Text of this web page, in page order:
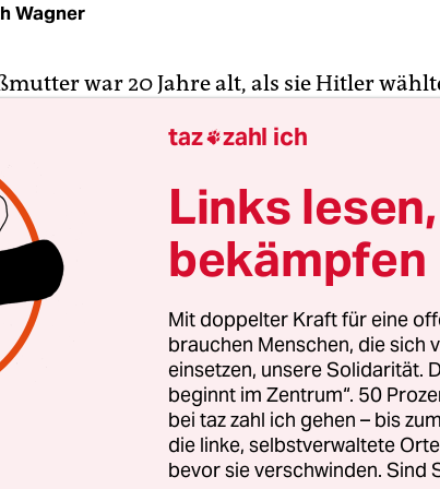
Wagner
war 20 Jahre alt, als sie Hitler
Träne um sechs Millionen ermordete
blieb hart und selbstgerecht bis zum
die Schoah machte sie nervös. Sie
sie mir mal gesagt. Auch keinen
für sie höchstens ein Schwede in Frage
Vorwurf, eine Antisemitin und
empört reagiert. Auf keinen Fall sei sie
Großmutter tot ist, desto
desto monströser die Lebenslüge der
taz zahl ich
Links
bekämpfen
Mit doppelter Kraft für eine
brauchen Menschen, die sich
einsetzen, unsere Solidarität.
beginnt im Zentrum“. 50
bei taz zahl ich gehen – bis
die linke, selbstverwaltete
bevor sie verschwinden. Sind